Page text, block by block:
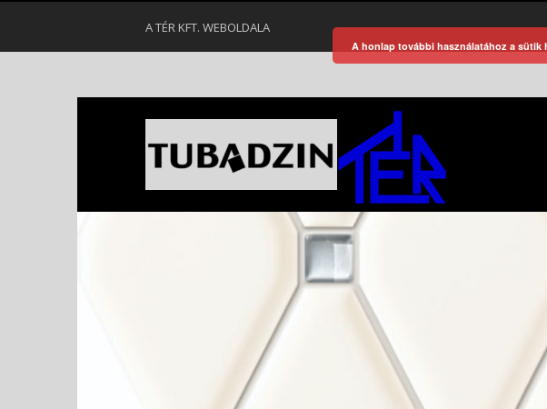
A TÉR KFT. WEBOLDALA
A honlap további használatához a sütik